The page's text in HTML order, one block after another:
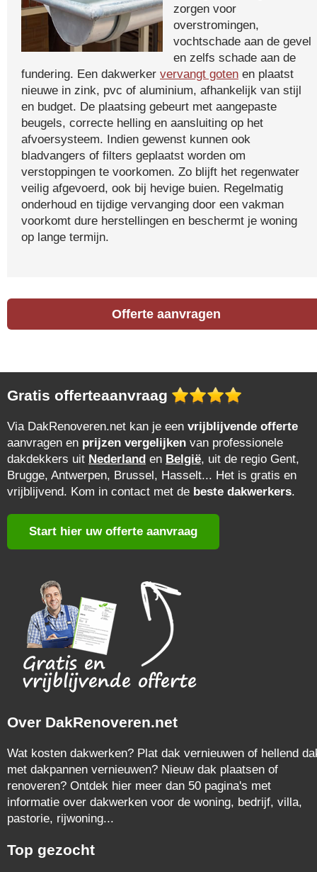
zorgen voor
overstromingen,
vochtschade aan de gevel
en zelfs schade aan de
fundering. Een dakwerker vervangt goten en plaatst
nieuwe in zink, pvc of aluminium, afhankelijk van stijl
en budget. De plaatsing gebeurt met aangepaste
beugels, correcte helling en aansluiting op het
afvoersysteem. Indien gewenst kunnen ook
bladvangers of filters geplaatst worden om
verstoppingen te voorkomen. Zo blijft het regenwater
veilig afgevoerd, ook bij hevige buien. Regelmatig
onderhoud en tijdige vervanging door een vakman
voorkomt dure herstellingen en beschermt je woning
op lange termijn.
Offerte aanvragen
Gratis offerteaanvraag
Via DakRenoveren.net kan je een vrijblijvende offerte
aanvragen en prijzen vergelijken van professionele
dakdekkers uit Nederland en België, uit de regio Gent,
Brugge, Antwerpen, Brussel, Hasselt... Het is gratis en
vrijblijvend. Kom in contact met de beste dakwerkers.
Start hier uw offerte aanvraag
Over DakRenoveren.net
Wat kosten dakwerken? Plat dak vernieuwen of hellend
met dakpannen vernieuwen? Nieuw dak plaatsen of
renoveren? Ontdek hier meer dan 50 pagina's met
informatie over dakwerken voor de woning, bedrijf, villa,
pastorie, rijwoning...
Top gezocht